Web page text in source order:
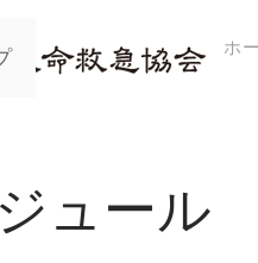
ホ
ュール